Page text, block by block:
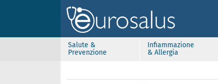
Salute &
Prevenzione
Infiammazione
& Allergia